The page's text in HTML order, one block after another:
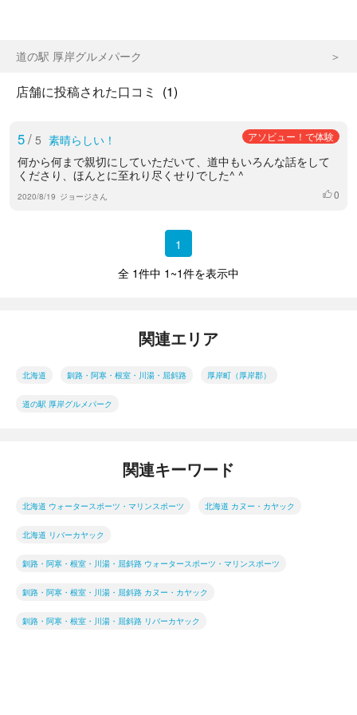
道の駅 厚岸グルメパーク
店舗に投稿された口コミ (1)
5/ 5 素晴らしい！ アソビュー！で体験
何から何まで親切にしていただいて、道中もいろんな話をして
くださり、ほんとに至れり尽くせりでした^ ^
2020/8/19 ジョージさん いいね
0
1
全 1件中 1~1件を表示中
関連エリア
北海道 釧路・阿寒・根室・川湯・屈斜路 厚岸町（厚岸郡）
道の駅 厚岸グルメパーク
関連キーワード
北海道 ウォータースポーツ・マリンスポーツ 北海道 カヌー・カヤック
北海道 リバーカヤック
釧路・阿寒・根室・川湯・屈斜路 ウォータースポーツ・マリンスポーツ
釧路・阿寒・根室・川湯・屈斜路 カヌー・カヤック
釧路・阿寒・根室・川湯・屈斜路 リバーカヤック